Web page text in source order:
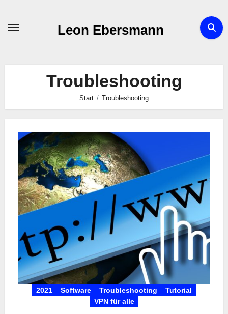
Leon Ebersmann
Troubleshooting
Start Troubleshooting
2021 Software Troubleshooting
Tutorial
VPN für alle